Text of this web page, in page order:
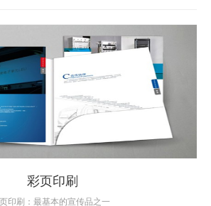
彩页印刷
印刷：最基本的宣传品之一